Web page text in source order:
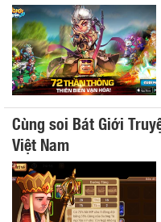
Cùng soi Bát Giới
Việt Nam